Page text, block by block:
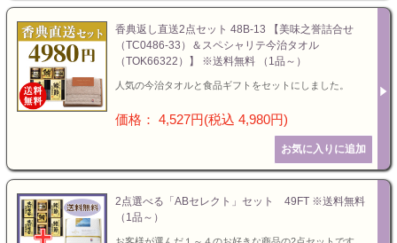
香典返し直送2点セット 48B-13 【美味之誉詰合せ
（TC0486-33）＆スペシャリテ今治タオル
（TOK66322）】 ※送料無料 （1品～）
人気の今治タオルと食品ギフトをセットにしました。
価格： 4,527円(税込 4,980円)
2点選べる「ABセレクト」セット 49FT ※送料無料
（1品～）